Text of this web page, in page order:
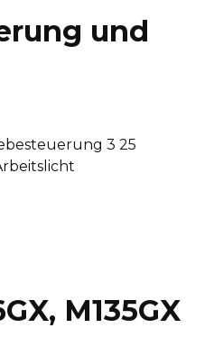
und
3 25
M135GX